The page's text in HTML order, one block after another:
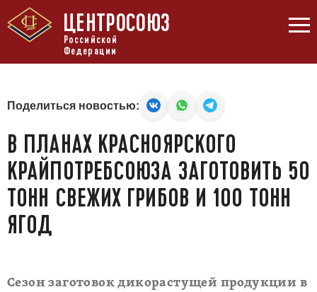
ЦЕНТРОСОЮЗ
Российской
Федерации
Поделиться новостью:
В ПЛАНАХ КРАСНОЯРСКОГО
КРАЙПОТРЕБСОЮЗА ЗАГОТОВИТЬ 50
ТОНН СВЕЖИХ ГРИБОВ И 100 ТОНН
ЯГОД
Сезон заготовок дикорастущей продукции в